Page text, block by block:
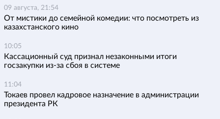
09 августа, 21:54
От мистики до семейной комедии: что посмотреть из
казахстанского кино
10:05
Кассационный суд признал незаконными итоги
госзакупки из-за сбоя в системе
11:04
Токаев провел кадровое назначение в администрации
президента РК